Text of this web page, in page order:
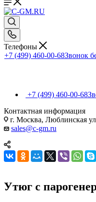
Телефоны
+7 (499) 460-00-68Звонок
+7 (499) 460-00-68
Контактная информация
г. Москва, Люблинская
sales@c-gm.ru
Утюг с